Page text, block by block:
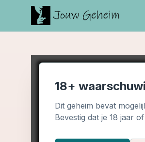
18+
Dit geheim bevat
Bevestig dat je 18 jaar